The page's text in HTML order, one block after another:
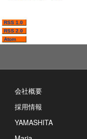
RSS 1.0
RSS 2.0
Atom
会社概要
採用情報
YAMASHITA